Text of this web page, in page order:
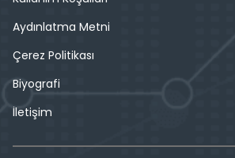
Aydınlatma Metni
Çerez Politikası
Biyografi
İletişim